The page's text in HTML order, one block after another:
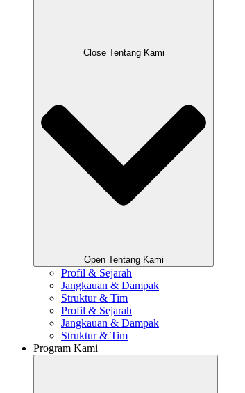
Close Tentang Kami
Open Tentang Kami
Profil & Sejarah
Jangkauan & Dampak
Struktur & Tim
Profil & Sejarah
Jangkauan & Dampak
Struktur & Tim
Program Kami